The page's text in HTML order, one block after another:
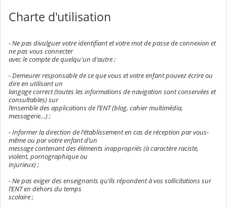
Charte d'utilisation
- Ne pas divulguer votre identifiant et votre mot de passe de connexion et
ne pas vous connecter
avec le compte de quelqu'un d'autre ;
- Demeurer responsable de ce que vous et votre enfant pouvez écrire ou
dire en utilisant un
langage correct (toutes les informations de navigation sont conservées et
consultables) sur
l’ensemble des applications de l’ENT (blog, cahier multimédia,
messagerie…) ;
- Informer la direction de l'établissement en cas de réception par vous-
même ou par votre enfant d’un
message contenant des éléments inappropriés (à caractère raciste,
violent, pornographique ou
injurieux) ;
- Ne pas exiger des enseignants qu’ils répondent à vos sollicitations sur
l’ENT en dehors du temps
scolaire ;